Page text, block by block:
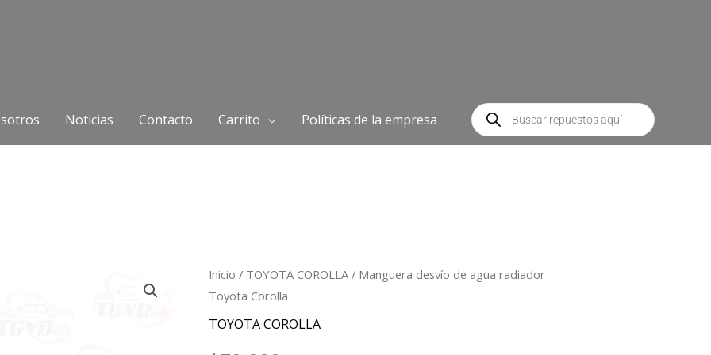
Noticias Contacto Carrito Políticas de la empresa
Búsqueda
de
productos
Inicio / TOYOTA COROLLA / Manguera desvío de agua radiador
Toyota Corolla
TOYOTA COROLLA
Manguera
desvío
de